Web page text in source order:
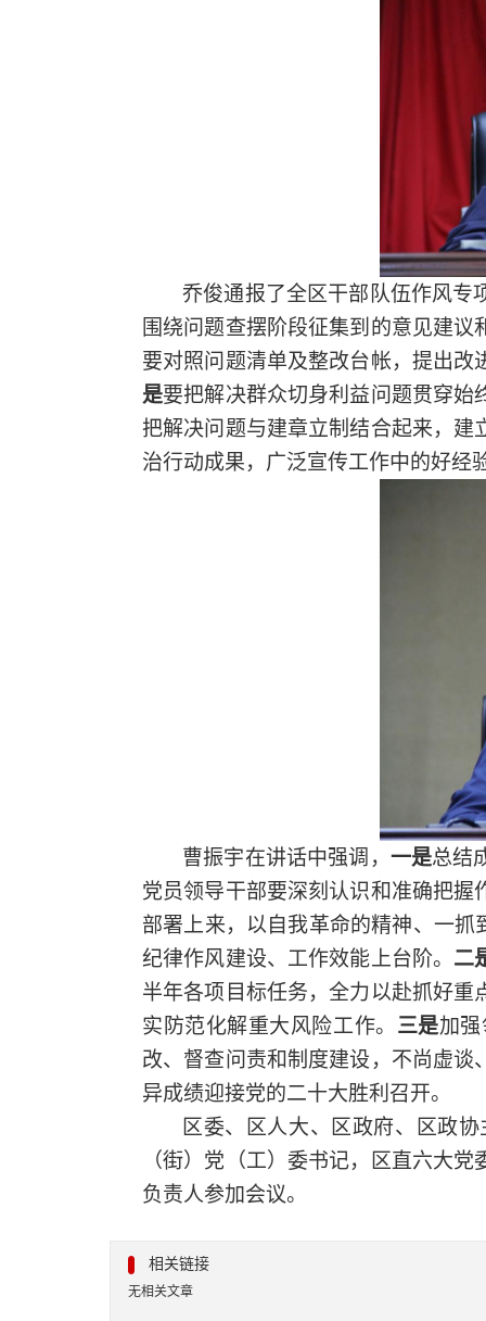
乔俊通报了全区干部队伍作风专
围绕问题查摆阶段征集到的意见建
要对照问题清单及整改台帐，提出
是要把解决群众切身利益问题贯穿
把解决问题与建章立制结合起来，
治行动成果，广泛宣传工作中的好经
曹振宇在讲话中强调， 一是总结
党员领导干部要深刻认识和准确把
部署上来，以自我革命的精神、一
纪律作风建设、工作效能上台阶。 二
半年各项目标任务，全力以赴抓好
实防范化解重大风险工作。 三是加
改、督查问责和制度建设，不尚虚
异成绩迎接党的二十大胜利召开。
区委、区人大、区政府、区政
（街）党（工）委书记，区直六大
负责人参加会议。
相关链接
无相关文章